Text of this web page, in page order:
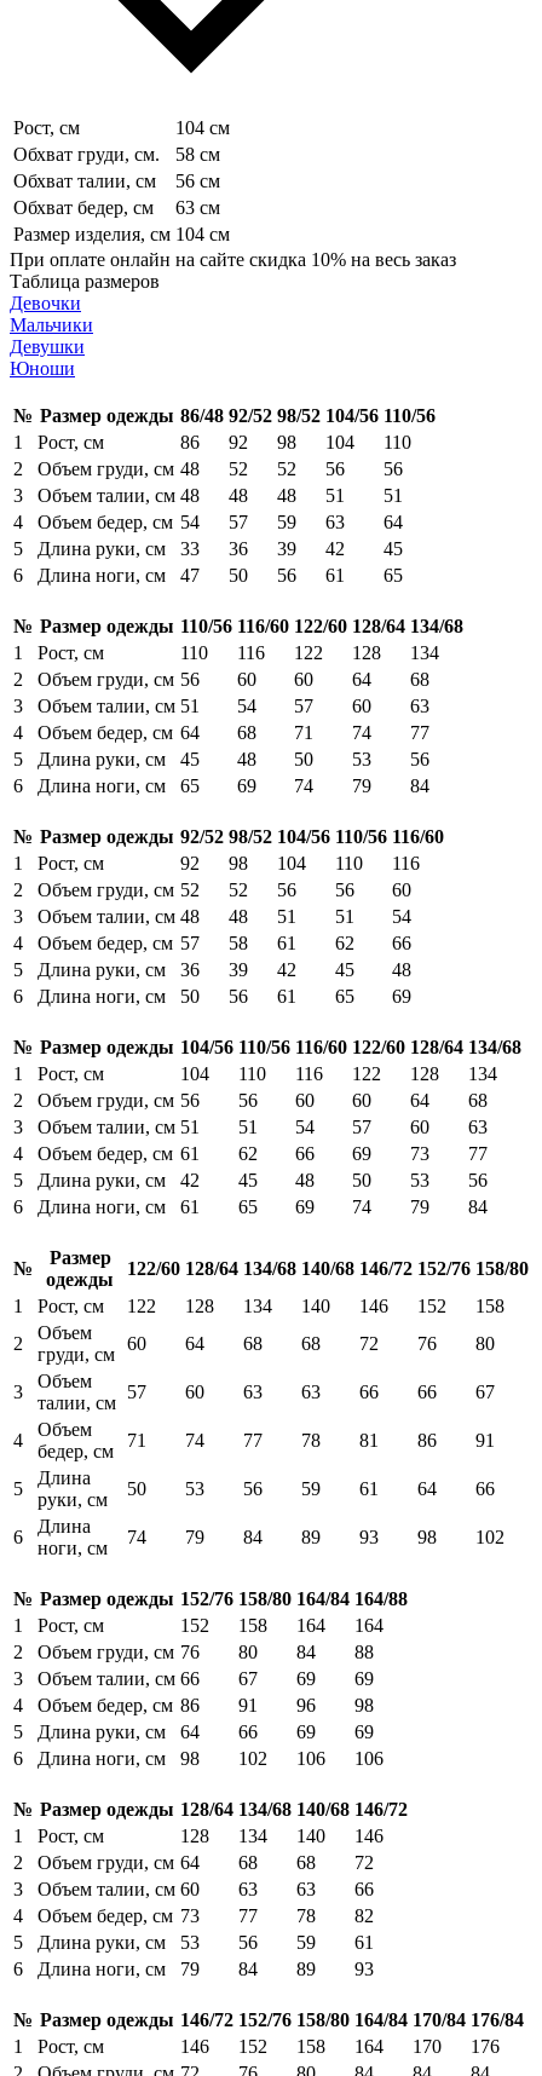
Рост, см
104 см
Обхват груди, см.
58 см
Обхват талии, см
56 см
Обхват бедер, см
63 см
Размер изделия, см 104 см
При оплате онлайн на сайте скидка 10% на весь заказ
Таблица размеров
Девочки
Мальчики
Девушки
Юноши
№ Размер одежды 86/48 92/52 98/52 104/56 110/56
1
Рост, см 86 92 98 104
110
2
Объем груди, см 48 52 52 56
56
3
Объем талии, см 48 48 48 51
51
4
Объем бедер, см 54 57 59 63
64
5
Длина руки, см 33 36 39 42
45
6
Длина ноги, см 47 50 56 61 65
№ Размер одежды 110/56 116/60 122/60 128/64 134/68
1
Рост, см 110 116 122 128
134
2
Объем груди, см 56 60 60 64
68
3
Объем талии, см 51 54 57 60
63
4
Объем бедер, см 64 68 71 74
77
5
Длина руки, см 45 48 50 53
56
6
Длина ноги, см 65 69 74 79 84
№ Размер одежды 92/52 98/52 104/56 110/56 116/60
1
Рост, см 92 98 104 110
116
2
Объем груди, см 52 52 56 56
60
3
Объем талии, см 48 48 51 51
54
4
Объем бедер, см 57 58 61 62
66
5
Длина руки, см 36 39 42 45
48
6
Длина ноги, см 50 56 61 65 69
№ Размер одежды 104/56 110/56 116/60 122/60 128/64 134/68
1
Рост, см 104 110 116 122 128
134
2
Объем груди, см 56 56 60 60 64
68
3
Объем талии, см 51 51 54 57 60
63
4
Объем бедер, см 61 62 66 69 73
77
5
Длина руки, см 42 45 48 50 53
56
6
Длина ноги, см 61 65 69 74 79 84
№
Размер
одежды
122/60 128/64 134/68 140/68 146/72 152/76 158/80
1
Рост, см 122 128 134 140 146 152
158
2
Объем
груди, см
60 64 68 68 72 76 80
3
Объем
талии, см
57 60 63 63 66 66 67
4
Объем
бедер, см
71 74 77 78 81 86 91
5
Длина
руки, см
50 53 56 59 61 64 66
6
Длина
ноги, см
74 79 84 89 93 98 102
№ Размер одежды 152/76 158/80 164/84 164/88
1
Рост, см 152 158 164
164
2
Объем груди, см 76 80 84
88
3
Объем талии, см 66 67 69
69
4
Объем бедер, см 86 91 96
98
5
Длина руки, см 64 66 69
69
6
Длина ноги, см 98 102 106 106
№ Размер одежды 128/64 134/68 140/68 146/72
1
Рост, см 128 134 140
146
2
Объем груди, см 64 68 68
72
3
Объем талии, см 60 63 63
66
4
Объем бедер, см 73 77 78
82
5
Длина руки, см 53 56 59
61
6
Длина ноги, см 79 84 89 93
№ Размер одежды 146/72 152/76 158/80 164/84 170/84 176/84
1
Рост, см 146 152 158 164 170
176